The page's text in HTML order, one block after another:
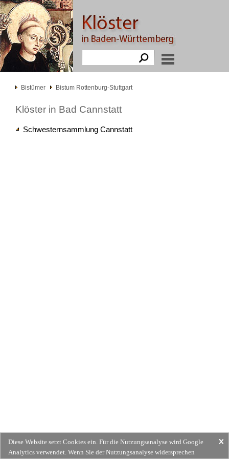
Bistümer Bistum Rottenburg-Stuttgart
Klöster in Bad Cannstatt
Schwesternsammlung Cannstatt
Diese Website setzt Cookies ein. Für die Nutzungsanalyse wird Google
Analytics verwendet. Wenn Sie der Nutzungsanalyse widersprechen